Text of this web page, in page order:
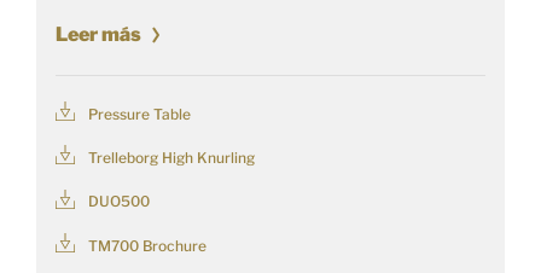
Leer más
Pressure Table
Trelleborg High Knurling
DUO500
TM700 Brochure